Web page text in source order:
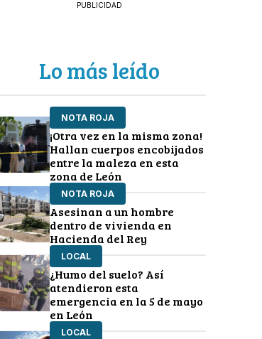
PUBLICIDAD
Lo más leído
NOTA ROJA
¡Otra vez en la misma zona!
Hallan cuerpos encobijados
entre la maleza en esta
zona de León
NOTA ROJA
Asesinan a un hombre
dentro de vivienda en
Hacienda del Rey
LOCAL
¿Humo del suelo? Así
atendieron esta
emergencia en la 5 de mayo
en León
LOCAL